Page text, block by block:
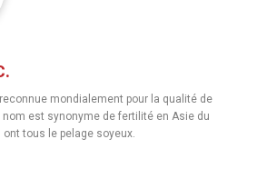
reconnue mondialement pour la qualité de
est synonyme de fertilité en Asie du
tous le pelage soyeux.